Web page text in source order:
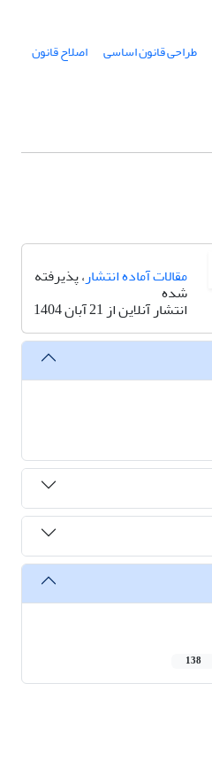
طراحی قانون اساسی اصلاح قانون
مقالات آماده انتشار، پذیرفته
شده
انتشار آنلاین از 21 آبان 1404
138